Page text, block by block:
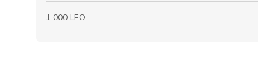
1 000 LEO